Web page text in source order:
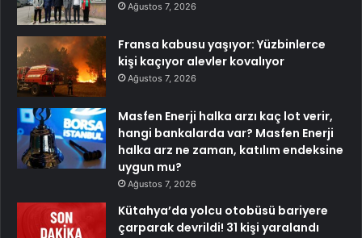
Ağustos 7, 2026
Fransa kabusu yaşıyor: Yüzbinlerce
kişi kaçıyor alevler kovalıyor
Ağustos 7, 2026
Masfen Enerji halka arzı kaç lot verir,
hangi bankalarda var? Masfen Enerji
halka arz ne zaman, katılım endeksine
uygun mu?
Ağustos 7, 2026
Kütahya’da yolcu otobüsü bariyere
çarparak devrildi! 31 kişi yaralandı